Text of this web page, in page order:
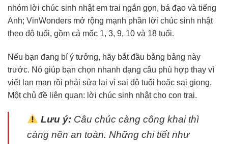
nhóm lời chúc sinh nhật em trai ngắn gọn, bá đạo và tiếng
Anh; VinWonders mở rộng mạnh phần lời chúc sinh nhật
theo độ tuổi, gồm cả mốc 1, 3, 9, 10 và 18 tuổi.
Nếu bạn đang bí ý tưởng, hãy bắt đầu bằng bảng này
trước. Nó giúp bạn chọn nhanh dạng câu phù hợp thay vì
viết lan man rồi phải sửa lại vì sai độ tuổi hoặc sai giọng.
Một chủ đề liên quan: lời chúc sinh nhật cho con trai.
Lưu ý:Câu chúc càng công khai thì
càng nên an toàn. Những chi tiết như